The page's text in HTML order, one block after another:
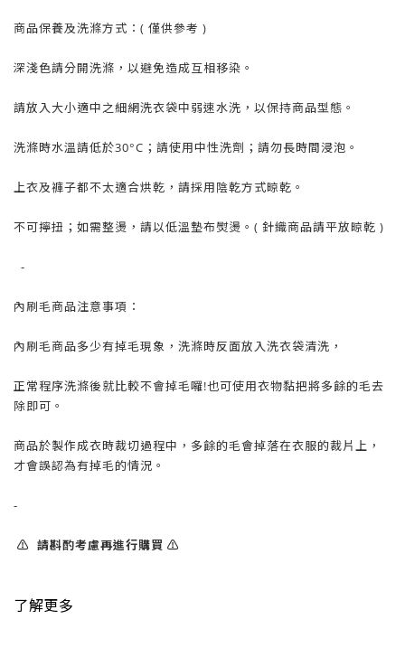
商品保養及洗滌方式：( 僅供參考 )
深淺色請分開洗滌，以避免造成互相移染。
請放入大小適中之細網洗衣袋中弱速水洗，以保持商品型態。
洗滌時水溫請低於30°C；請使用中性洗劑；請勿長時間浸泡。
上衣及褲子都不太適合烘乾，請採用陰乾方式晾乾。
不可擰扭；如需整燙，請以低溫墊布熨燙。( 針織商品請平放晾乾 )
-
內刷毛商品注意事項：
內刷毛商品多少有掉毛現象，洗滌時反面放入洗衣袋清洗，
正常程序洗滌後就比較不會掉毛囉!也可使用衣物黏把將多餘的毛去
除即可。
商品於製作成衣時裁切過程中，多餘的毛會掉落在衣服的裁片上，
才會誤認為有掉毛的情況。
-
⚠️ 請斟酌考慮再進行購買 ⚠️
了解更多